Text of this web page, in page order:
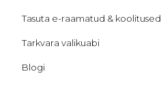
Tasuta e-raamatud & koolitused
Tarkvara valikuabi
Blogi